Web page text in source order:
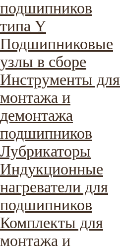
подшипников
типа Y
Подшипниковые
узлы в сборе
Инструменты для
монтажа и
демонтажа
подшипников
Лубрикаторы
Индукционные
нагреватели для
подшипников
Комплекты для
монтажа и